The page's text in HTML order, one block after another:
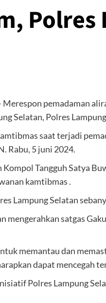
pemadaman
Selatan, Polres
saat terjadi
Rabu, 5 juni 2024.
Kompol Tangguh Satya
kamtibmas .
Lampung Selatan
mengerahkan satgas
memantau dan
dapat mencegah
Polres Lampung